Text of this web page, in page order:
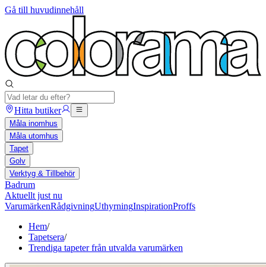
Gå till huvudinnehåll
Hitta butiker
Måla inomhus
Måla utomhus
Tapet
Golv
Verktyg & Tillbehör
Badrum
Aktuellt just nu
VarumärkenRådgivningUthyrningInspirationProffs
Hem/
Tapetsera/
Trendiga tapeter från utvalda varumärken